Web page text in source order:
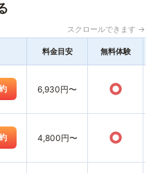
スクロールできます →
料金目安 無料体験
6,930円〜 ○
4,800円〜 ○